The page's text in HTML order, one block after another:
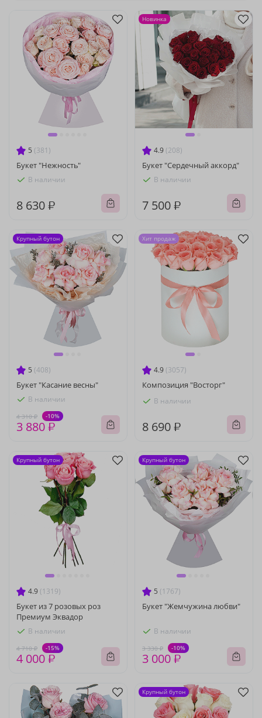
5 (381)
Букет "Нежность"
В наличии
8 630 ₽
4.9 (208)
Букет "Сердечный аккорд"
В наличии
7 500 ₽
Новинка
5 (408)
Букет "Касание весны"
В наличии
4 310 ₽ -10%
3 880 ₽
Крупный бутон
4.9 (3057)
Композиция "Восторг"
В наличии
8 690 ₽
Хит продаж
4.9 (1319)
Букет из 7 розовых роз
Премиум Эквадор
В наличии
4 710 ₽ -15%
4 000 ₽
Крупный бутон
5 (1767)
Букет "Жемчужина любви"
В наличии
3 330 ₽ -10%
3 000 ₽
Крупный бутон
Крупный бутон